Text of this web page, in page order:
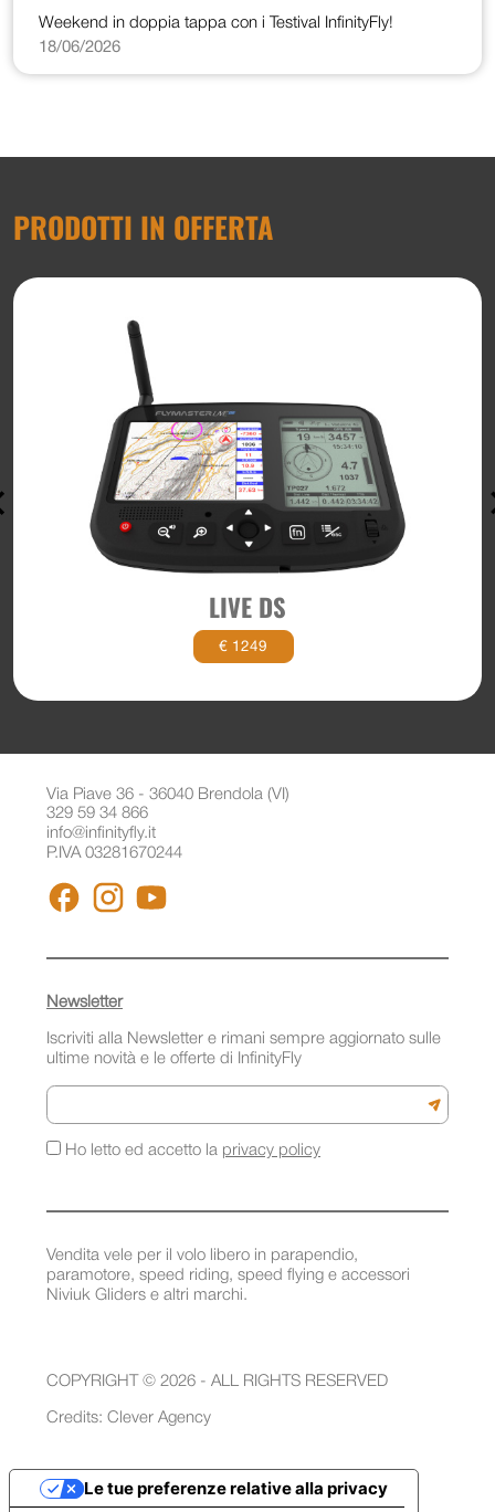
Weekend in doppia tappa con i Testival InfinityFly!
18/06/2026
PRODOTTI IN OFFERTA
LIVE DS
€ 1249
Via Piave 36 - 36040 Brendola (VI)
329 59 34 866
info@infinityfly.it
P.IVA 03281670244
FACEBOOKINSTAGRAM
Vendita vele per il volo libero in parapendio,
paramotore, speed riding, speed flying e accessori
Niviuk Gliders e altri marchi.
Newsletter
Iscriviti alla Newsletter e rimani sempre aggiornato sulle
ultime novità e le offerte di InfinityFly
Email
Iscriviti
Ho letto ed accetto la privacy policy
COPYRIGHT © 2026 - ALL RIGHTS RESERVED
Credits: Clever Agency
Le tue preferenze relative alla privacy